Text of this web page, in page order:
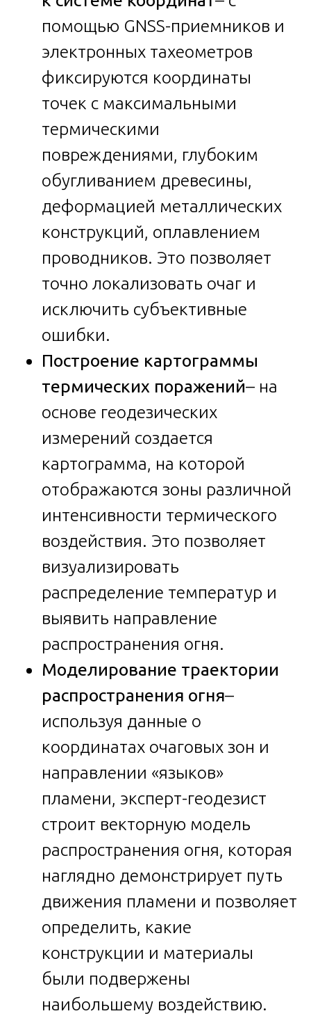
помощью GNSS-приемников и
электронных тахеометров
фиксируются координаты
точек с максимальными
термическими
повреждениями, глубоким
обугливанием древесины,
деформацией металлических
конструкций, оплавлением
проводников. Это позволяет
точно локализовать очаг и
исключить субъективные
ошибки.
Построение картограммы
термических поражений– на
основе геодезических
измерений создается
картограмма, на которой
отображаются зоны различной
интенсивности термического
воздействия. Это позволяет
визуализировать
распределение температур и
выявить направление
распространения огня.
Моделирование траектории
распространения огня–
используя данные о
координатах очаговых зон и
направлении «языков»
пламени, эксперт-геодезист
строит векторную модель
распространения огня, которая
наглядно демонстрирует путь
движения пламени и позволяет
определить, какие
конструкции и материалы
были подвержены
наибольшему воздействию.